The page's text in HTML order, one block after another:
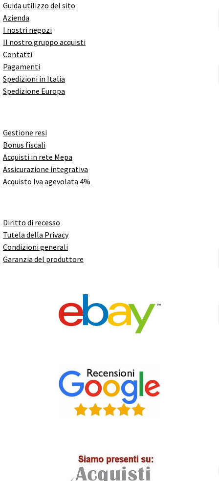
Guida utilizzo del sito
Azienda
I nostri negozi
Il nostro gruppo acquisti
Contatti
Pagamenti
Spedizioni in Italia
Spedizione Europa
Gestione resi
Bonus fiscali
Acquisti in rete Mepa
Assicurazione integrativa
Acquisto Iva agevolata 4%
Diritto di recesso
Tutela della Privacy
Condizioni generali
Garanzia del produttore